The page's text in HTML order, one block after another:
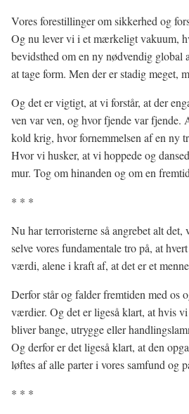
Vores forestillinger om sikkerhed og
Og nu lever vi i et mærkeligt vakuum,
bevidsthed om en ny nødvendig global
at tage form. Men der er stadig meget,
Og det er vigtigt, at vi forstår, at der
ven var ven, og hvor fjende var fjende.
kold krig, hvor fornemmelsen af en ny
Hvor vi husker, at vi hoppede og
mur. Tog om hinanden og om en
* * *
Nu har terroristerne så angrebet alt
selve vores fundamentale tro på, at
værdi, alene i kraft af, at det er et
Derfor står og falder fremtiden med os
værdier. Og det er ligeså klart, at hvis
bliver bange, utrygge eller
Og derfor er det ligeså klart, at den
løftes af alle parter i vores samfund og
* * *